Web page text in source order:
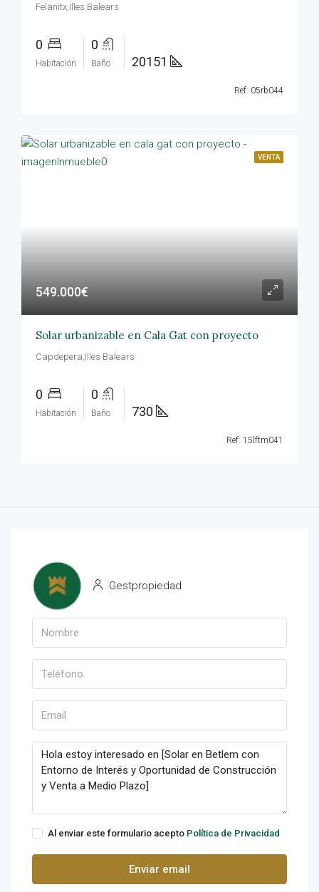
Felanitx,Illes Balears
0
Habitación
0
Baño 20151
Ref: 05rb044
VENTA
549.000€
Solar urbanizable en Cala Gat con proyecto
Capdepera,Illes Balears
0
Habitación
0
Baño 730
Ref: 15lftm041
Gestpropiedad
Al enviar este formulario acepto Política de Privacidad
Enviar email